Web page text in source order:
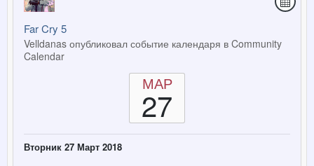
Far Cry 5
Velldanas опубликовал событие календаря в Community
Calendar
МАР
27
Вторник 27 Март 2018